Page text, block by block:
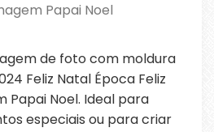
Papai Noel
de foto com moldura
Feliz Natal Época Feliz
Papai Noel. Ideal para
especiais ou para criar